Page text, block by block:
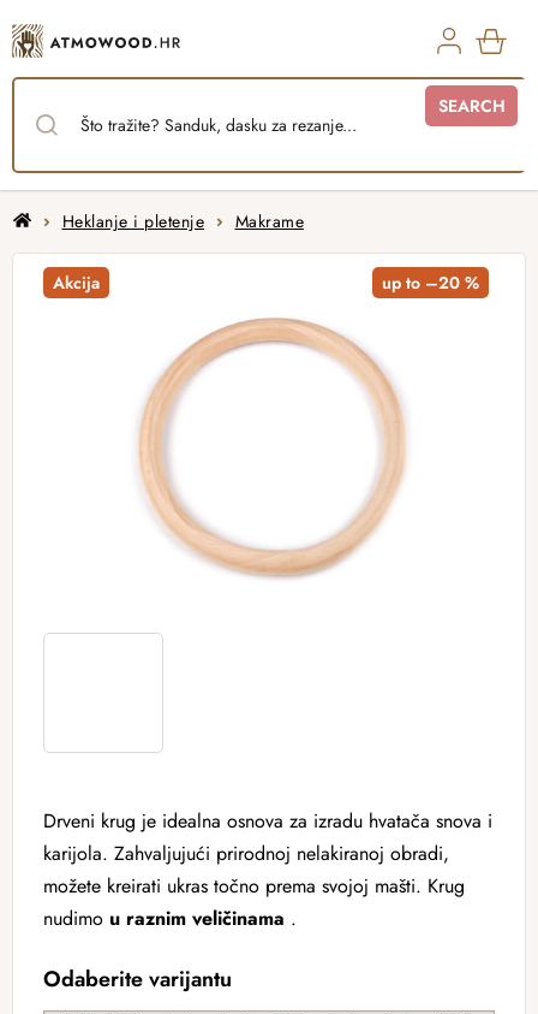
to
content
SEARCH
HomeHeklanje i pletenje Makrame
Drveni krug je idealna osnova za izradu hvatača snova i
karijola. Zahvaljujući prirodnoj nelakiranoj obradi,
možete kreirati ukras točno prema svojoj mašti. Krug
nudimo u raznim veličinama .
Odaberite varijantu
Akcija up to –20 %